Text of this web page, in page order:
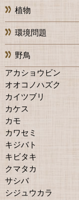
植物
環境問題
野鳥
アカショウビン
オオコノハズク
カイツブリ
カケス
カモ
カワセミ
キジバト
キビタキ
クマタカ
サシバ
シジュウカラ